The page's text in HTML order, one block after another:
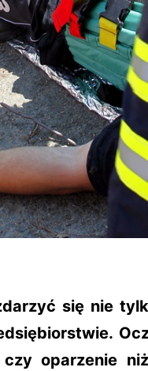
się nie
oparzenie